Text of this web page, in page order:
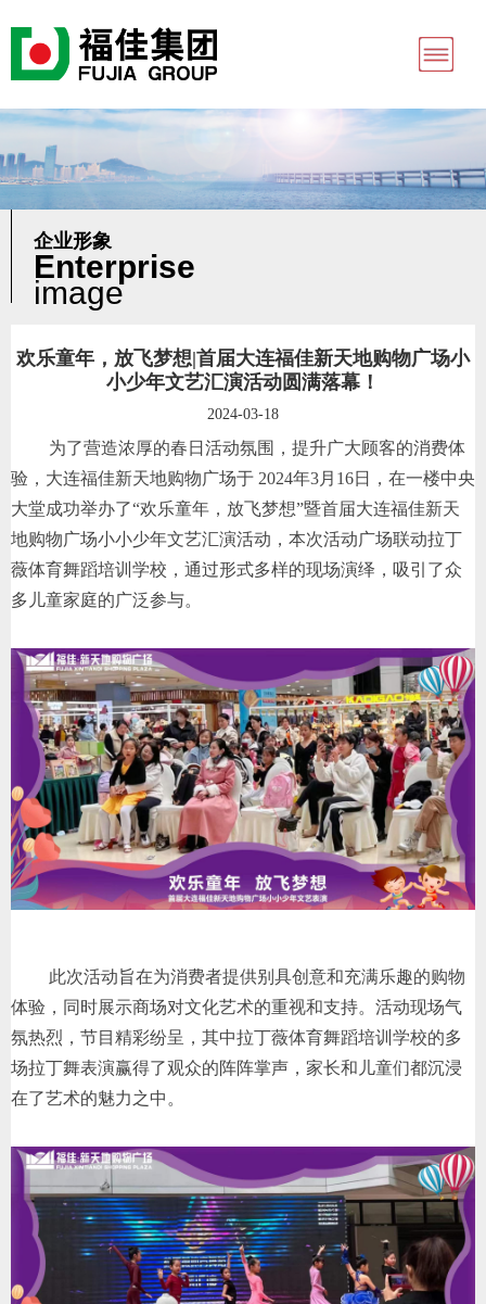
企业形象
Enterprise
image
欢乐童年，放飞梦想|首届大连福佳新天地购物广场小
小少年文艺汇演活动圆满落幕！
2024-03-18
为了营造浓厚的春日活动氛围，提升广大顾客的消费体
验，大连福佳新天地购物广场于 2024年3月16日，在一楼中央
大堂成功举办了“欢乐童年，放飞梦想”暨首届大连福佳新天
地购物广场小小少年文艺汇演活动，本次活动广场联动拉丁
薇体育舞蹈培训学校，通过形式多样的现场演绎，吸引了众
多儿童家庭的广泛参与。
此次活动旨在为消费者提供别具创意和充满乐趣的购物
体验，同时展示商场对文化艺术的重视和支持。活动现场气
氛热烈，节目精彩纷呈，其中拉丁薇体育舞蹈培训学校的多
场拉丁舞表演赢得了观众的阵阵掌声，家长和儿童们都沉浸
在了艺术的魅力之中。